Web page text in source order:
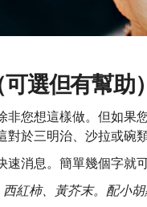
選但有幫助）
非您想這樣做。但如果
於三明治、沙拉或碗
消息。簡單幾個字就
紅柿、黃芥末。配小